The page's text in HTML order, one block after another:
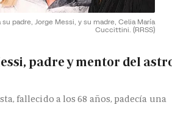
padre, Jorge Messi, y su madre, Celia María
Cuccittini. (RRSS)
padre y mentor del
fallecido a los 68 años, padecía una